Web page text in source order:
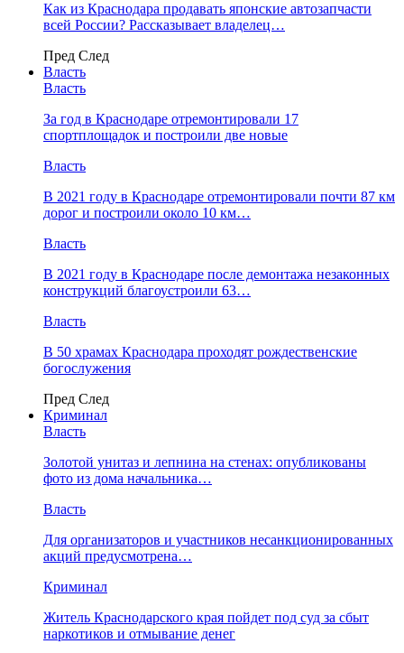
Как из Краснодара продавать японские автозапчасти
всей России? Рассказывает владелец…
Пред След
Власть
Власть
За год в Краснодаре отремонтировали 17
спортплощадок и построили две новые
Власть
В 2021 году в Краснодаре отремонтировали почти 87 км
дорог и построили около 10 км…
Власть
В 2021 году в Краснодаре после демонтажа незаконных
конструкций благоустроили 63…
Власть
В 50 храмах Краснодара проходят рождественские
богослужения
Пред След
Криминал
Власть
​Золотой унитаз и лепнина на стенах: опубликованы
фото из дома начальника…
Власть
Для организаторов и участников несанкционированных
акций предусмотрена…
Криминал
Житель Краснодарского края пойдет под суд за сбыт
наркотиков и отмывание денег